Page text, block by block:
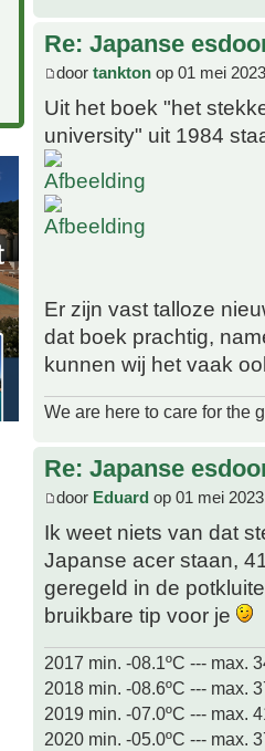
Re: Japanse
door tankton op 01 mei
Uit het boek "het
university" uit 1984
Er zijn vast talloze
dat boek prachtig,
kunnen wij het vaak
We are here to care for the
Re: Japanse
door Eduard op 01 mei
Ik weet niets van dat
Japanse acer staan,
geregeld in de
bruikbare tip voor je
2017 min. -08.1ºC --- max.
2018 min. -08.6ºC --- max.
2019 min. -07.0ºC --- max.
2020 min. -05.0ºC --- max.